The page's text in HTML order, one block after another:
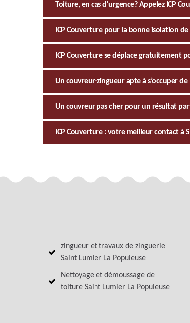
Toiture, en cas d'urgence? Appelez ICP
ICP Couverture pour la bonne isolation
ICP Couverture se déplace gratuitement
Un couvreur-zingueur apte à s’occuper
Un couvreur pas cher pour un résultat
ICP Couverture : votre meilleur contact à
zingueur et travaux de zinguerie
Saint Lumier La Populeuse
Nettoyage et démoussage de
toiture Saint Lumier La Populeuse